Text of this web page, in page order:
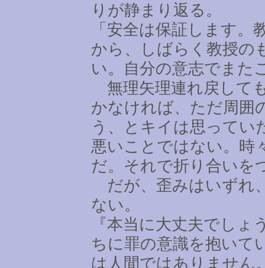
りが静まり返る。
「安全は保証します
から、しばらく教授の
い。自分の意志でまた
無理矢理連れ戻して
かなければ、ただ周囲
う、とキイは思ってい
悪いことではない。時
だ。それで折り合いを
だが、歪みはいずれ
ない。
『本当に大丈夫でしょ
ちに罪の意識を抱いて
は人間ではありません